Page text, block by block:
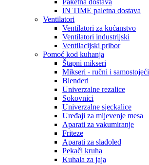
Paketna dostava
IN TIME paletna dostava
Ventilatori
Ventilatori za kućanstvo
Ventilatori industrijski
Ventilacijski pribor
Pomoć kod kuhanja
Štapni mikseri
Mikseri - ručni i samostojeći
Blenderi
Univerzalne rezalice
Sokovnici
Univerzalne sjeckalice
Uređaji za mljevenje mesa
Aparati za vakumiranje
Friteze
Aparati za sladoled
Pekači kruha
Kuhala za jaja